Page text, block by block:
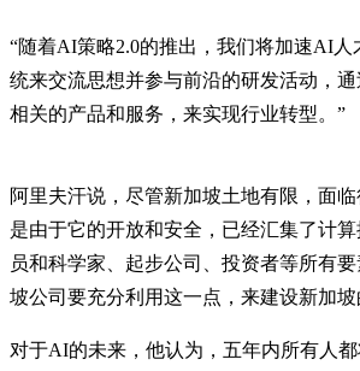
“随着AI策略2.0的推出，我们将加速AI人
统来交流思想并参与前沿的研发活动，
相关的产品和服务，来实现行业转型。”
阿里夫汗说，尽管新加坡土地有限，面
是由于它的开放和安全，已经汇集了计
员和科学家、起步公司、投资者等所有
坡公司要充分利用这一点，来建设新加坡
对于AI的未来，他认为，五年内所有人都